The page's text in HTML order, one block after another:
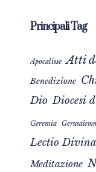
Principali Tag
Apocalisse Atti
Benedizione
Dio Diocesi
Geremia
Lectio Divina
Meditazione